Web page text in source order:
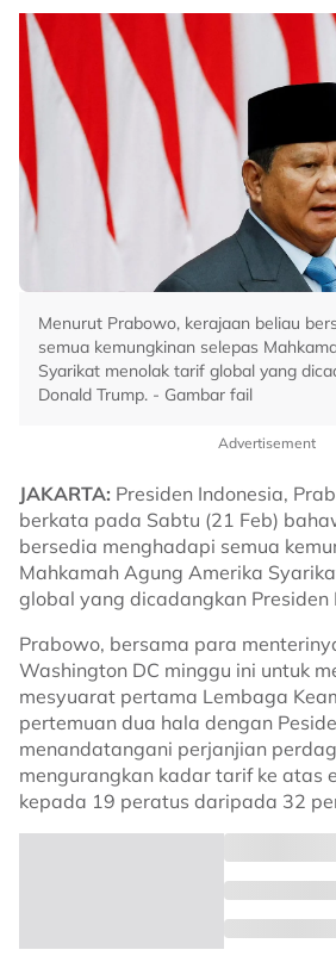
Menurut Prabowo, kerajaan beliau
semua kemungkinan selepas
Syarikat menolak tarif global yang
Donald Trump. - Gambar fail
Advertisement
JAKARTA: Presiden Indonesia,
berkata pada Sabtu (21 Feb)
bersedia menghadapi semua
Mahkamah Agung Amerika
global yang dicadangkan Presiden
Prabowo, bersama para
Washington DC minggu ini untuk
mesyuarat pertama Lembaga
pertemuan dua hala dengan
menandatangani perjanjian
mengurangkan kadar tarif ke atas
kepada 19 peratus daripada 32